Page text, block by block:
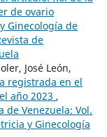
de ovario
Ginecología de
de
José León,
registrada en el
año 2023 ,
de Venezuela: Vol.
y Ginecología